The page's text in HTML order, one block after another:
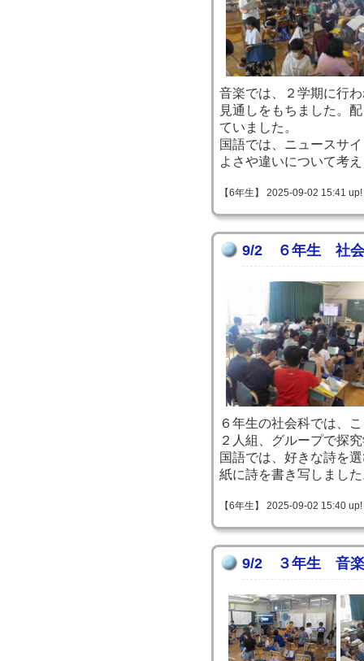
音楽では、２学期に行
見通しをもちました。
ていました。
国語では、ニュースサ
よさや違いについて考
【6年生】 2025-09-02 15:41 up!
9/2 ６年生 社
６年生の社会科では、
２人組、グループで探
国語では、好きな詩を
紙に詩を書き写しまし
【6年生】 2025-09-02 15:40 up!
9/2 ３年生 音